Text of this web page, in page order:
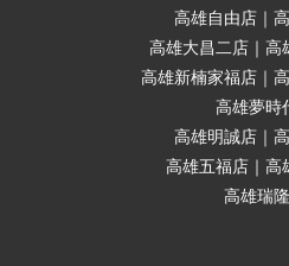
高雄自由店｜
高雄大昌二店｜高
高雄新楠家福店｜
高雄夢時
高雄明誠店｜
高雄五福店｜高
高雄瑞